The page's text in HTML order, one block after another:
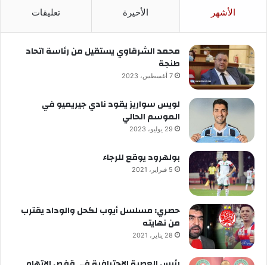
الأشهر الأخيرة تعليقات
محمد الشرقاوي يستقيل من رئاسة اتحاد
طنجة
7 أغسطس، 2023
لويس سواريز يقود نادي جيريميو في
الموسم الحالي
29 يوليو، 2023
بولهرود يوقع للرجاء
5 فبراير، 2021
حصري: مسلسل أيوب لكحل والوداد يقترب
من نهايته
28 يناير، 2021